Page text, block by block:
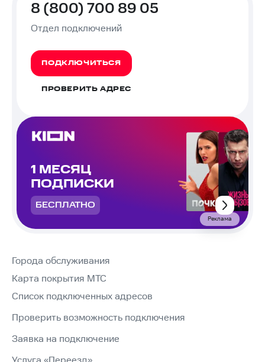
8 (800) 700 89 05
Отдел подключений
ПОДКЛЮЧИТЬСЯ
ПРОВЕРИТЬ АДРЕС
1 МЕСЯЦ
ПОДПИСКИ
БЕСПЛАТНО
Реклама
Города обслуживания
Карта покрытия МТС
Список подключенных адресов
Проверить возможность подключения
Заявка на подключение